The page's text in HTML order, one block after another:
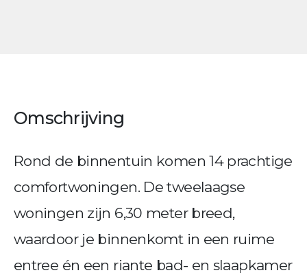
Omschrijving
Rond de binnentuin komen 14 prachtige
comfortwoningen. De tweelaagse
woningen zijn 6,30 meter breed,
waardoor je binnenkomt in een ruime
entree én een riante bad- en slaapkamer